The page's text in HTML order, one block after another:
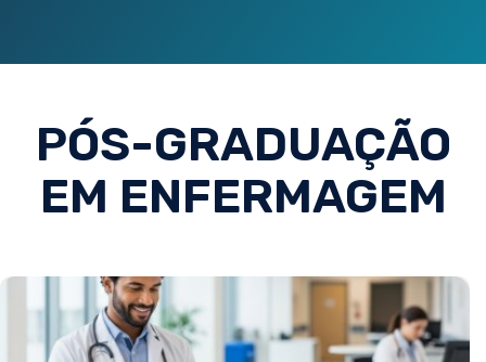
PÓS-GRADUAÇÃO
EM ENFERMAGEM